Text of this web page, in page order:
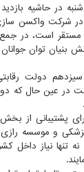
در حاشیه
در شرکت واکسن
است، در جمع
بنیان توان
دولت
در عین حال که
پشتیبانی از
و موسسه رازی
نیاز داخل